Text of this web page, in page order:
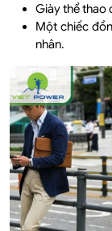
Giày thể thao
Một chiếc
nhân.